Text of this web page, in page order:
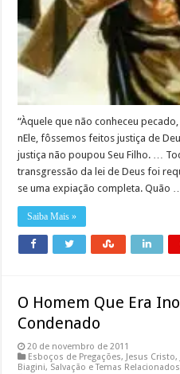
“Àquele que não conheceu
nEle, fôssemos feitos justiça de
justiça não poupou Seu Filho. …
transgressão da lei de Deus foi
se uma expiação completa. Quão …
Saiba Mais »
O Homem Que Era
Condenado
20 de novembro de 2011
Esboços de Pregações, Jesus Cristo,
Biagini, Salvação e Temas Relacionados